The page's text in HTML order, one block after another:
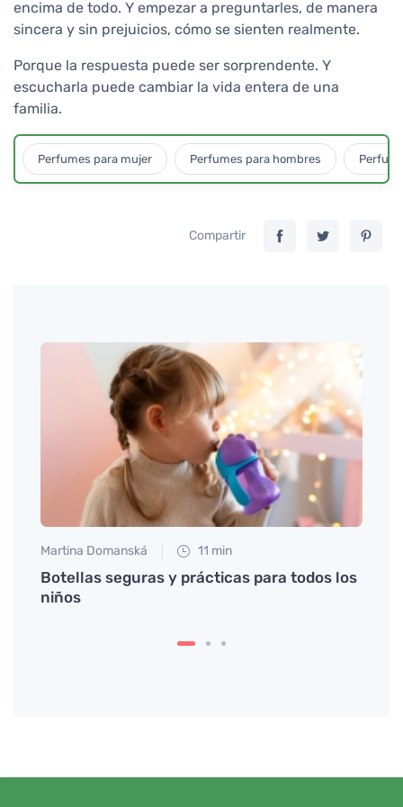
encima de todo. Y empezar a preguntarles, de manera
sincera y sin prejuicios, cómo se sienten realmente.
Porque la respuesta puede ser sorprendente. Y
escucharla puede cambiar la vida entera de una
familia.
Perfumes para mujer Perfumes para hombres
Compartir
Martina Domanská 11 min
Botellas seguras y prácticas para todos los
niños